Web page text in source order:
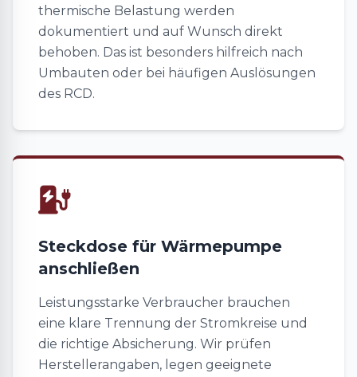
thermische Belastung werden
dokumentiert und auf Wunsch direkt
behoben. Das ist besonders hilfreich nach
Umbauten oder bei häufigen Auslösungen
des RCD.
Steckdose für Wärmepumpe
anschließen
Leistungsstarke Verbraucher brauchen
eine klare Trennung der Stromkreise und
die richtige Absicherung. Wir prüfen
Herstellerangaben, legen geeignete